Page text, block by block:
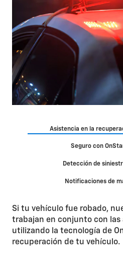
Asistencia en la
Seguro con
Detección de
Notificaciones de
Si tu vehículo fue robado,
trabajan en conjunto con las
utilizando la tecnología de
recuperación de tu vehículo.